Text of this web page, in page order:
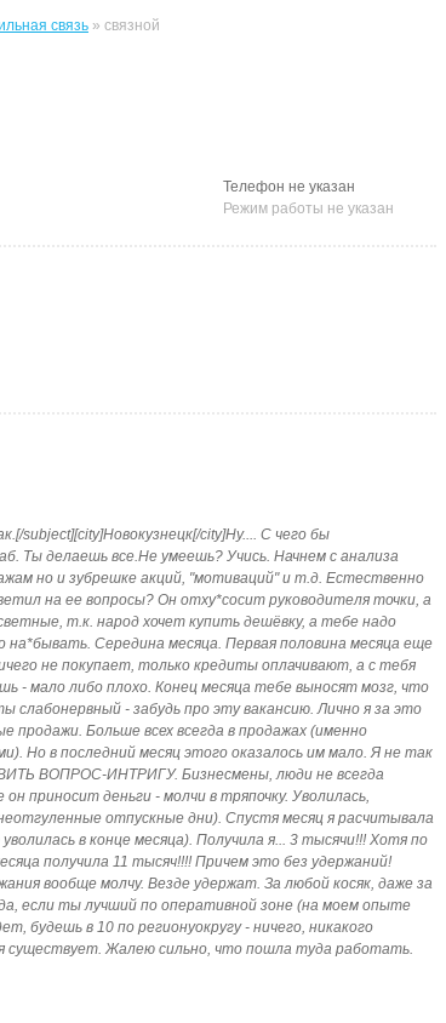
связь » связной
Телефон не указан
Режим работы не указан
subject][city]Новокузнецк[/city]Ну.... С чего бы
Ты делаешь все.Не умеешь? Учись. Начнем с анализа
но и зубрешке акций, "мотиваций" и т.д. Естественно
на ее вопросы? Он отху*сосит руководителя точки, а
т.к. народ хочет купить дешёвку, а тебе надо
на*бывать. Середина месяца. Первая половина месяца еще
не покупает, только кредиты оплачивают, а с тебя
- мало либо плохо. Конец месяца тебе выносят мозг, что
- забудь про эту вакансию. Лично я за это
Больше всех всегда в продажах (именно
Но в последний месяц этого оказалось им мало. Я не так
ВОПРОС-ИНТРИГУ. Бизнесмены, люди не всегда
приносит деньги - молчи в тряпочку. Уволилась,
отпускные дни). Спустя месяц я расчитывала
в конце месяца). Получила я... 3 тысячи!!! Хотя по
получила 11 тысяч!!!! Причем это без удержаний!
вообще молчу. Везде удержат. За любой косяк, даже за
если ты лучший по оперативной зоне (на моем опыте
будешь в 10 по регионуокругу - ничего, никакого
существует. Жалею сильно, что пошла туда работать.